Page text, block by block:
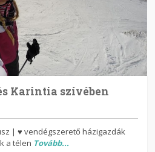
Karintia szívében
| ♥ vendégszerető házigazdák
a télen Tovább...